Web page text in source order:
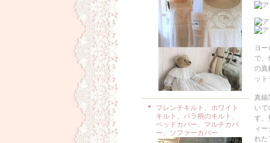
フレンチキルト、ホワイト
キルト、バラ柄のキルト、
ベッドカバー、マルチカバ
ー、ソファーカバー
ヨ
で、
の真
ット
真鍮
いて
す。
ィ
れた